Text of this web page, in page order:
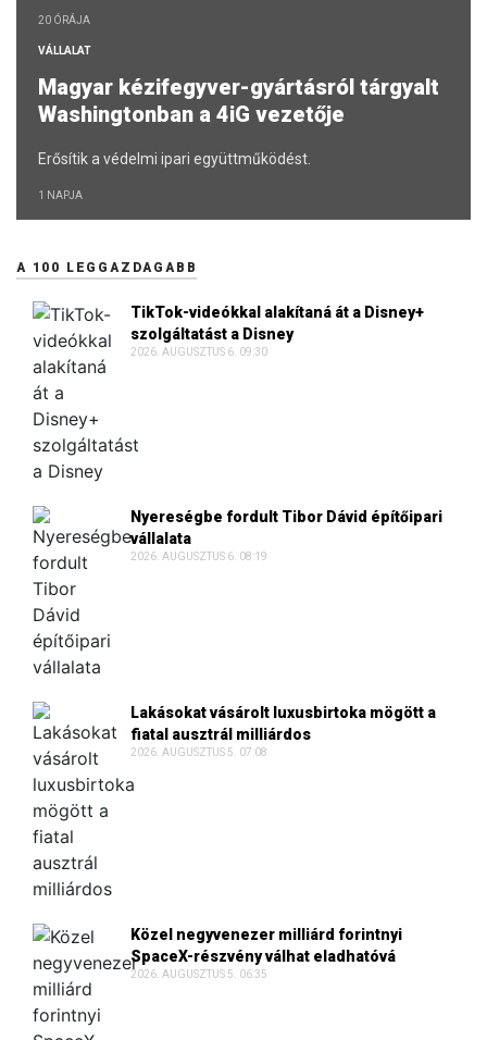
20 ÓRÁJA
VÁLLALAT
Magyar kézifegyver-gyártásról tárgyalt
Washingtonban a 4iG vezetője
Erősítik a védelmi ipari együttműködést.
1 NAPJA
A 100 LEGGAZDAGABB
TikTok-videókkal alakítaná át a Disney+
szolgáltatást a Disney
2026. AUGUSZTUS 6. 09:30
Nyereségbe fordult Tibor Dávid építőipari
vállalata
2026. AUGUSZTUS 6. 08:19
Lakásokat vásárolt luxusbirtoka mögött a
fiatal ausztrál milliárdos
2026. AUGUSZTUS 5. 07:08
Közel negyvenezer milliárd forintnyi
SpaceX-részvény válhat eladhatóvá
2026. AUGUSZTUS 5. 06:35